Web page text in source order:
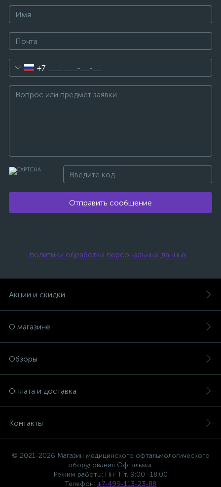
+7
Отправить сообщение
политики обработки персональных данных
Акции и скидки
О магазине
Обзоры
Оплата и доставка
Контакты
© 2021-2026 Магазин медицинского офтальмологического
оборудования Офтальмаг
Режим работы: Пн- Пт. 9:00 -18:00
Телефон: +7-499-113-23-88